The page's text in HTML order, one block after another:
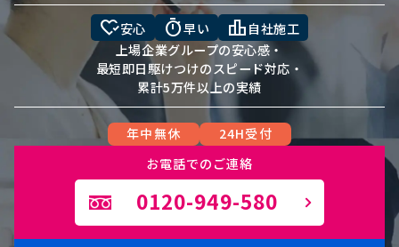
heart_check安心 timer早い leaderboard 自社施工
上場企業グループの安心感・
最短即日駆けつけのスピード対応・
累計5万件以上の実績
年中無休
24H受付
お電話でのご連絡
0120-949-580